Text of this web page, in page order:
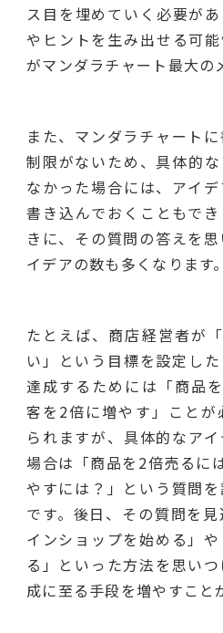
ス目を埋めていく必要が
やヒントを生み出せる可
がマンダラチャート最大の
また、マンダラチャート
制限がないため、具体的
なかった場合には、アイ
書き込んでおくこともで
きに、その質問の答えを
イデアの数も多くなります。
たとえば、商店経営者が
い」という目標を設定し
達成するためには「商品
客を2倍に増やす」こと
られますが、具体的なア
場合は「商品を2倍売るに
やすには？」という質問
です。後日、その質問を
インショップを始める」
る」といった方法を思い
成に至る手段を増やすこと